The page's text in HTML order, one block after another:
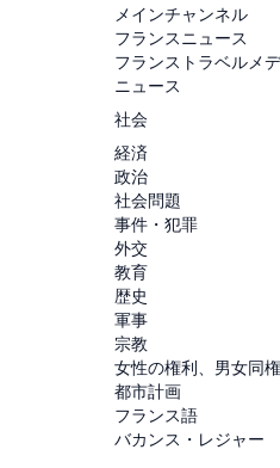
メインチャンネル
フランスニュース
フランストラベルメ
ニュース
社会
経済
政治
社会問題
事件・犯罪
外交
教育
歴史
軍事
宗教
女性の権利、男女同権
都市計画
フランス語
バカンス・レジャー